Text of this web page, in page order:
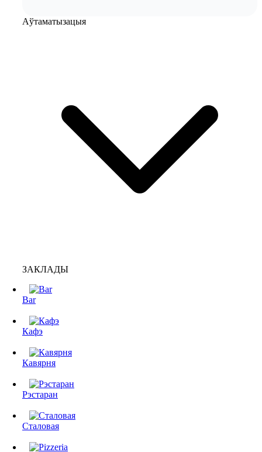
Аўтаматызацыя
ЗАКЛАДЫ
Bar
Кафэ
Кавярня
Рэстаран
Сталовая